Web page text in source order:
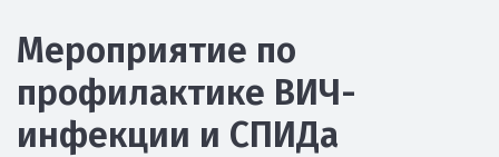
Мероприятие по
профилактике ВИЧ-
инфекции и СПИДа